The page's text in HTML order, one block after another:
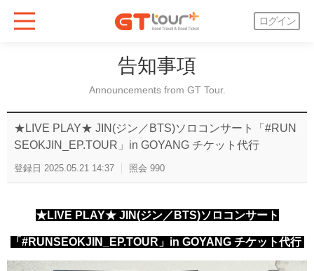
ログイン
告知事項
Announcements from GT Tour.
★LIVE PLAY★ JIN(ジン／BTS)ソロコンサート「#RUN
SEOKJIN_EP.TOUR」in GOYANG チケット代行
登録日 2025.05.21 14:37 照会 990
★LIVE PLAY★JIN(ジン／BTS)ソロコンサート
「#RUNSEOKJIN_EP.TOUR」in GOYANG チケット代行